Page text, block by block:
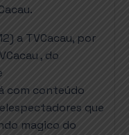
a TVCacau, por
, do
com conteúdo
que
magico do